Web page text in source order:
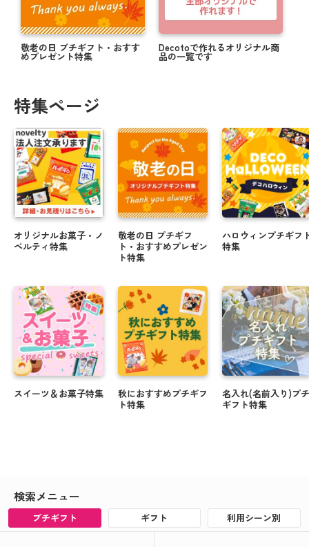
敬老の日 プチギフト・おすす
めプレゼント特集
Decotoで作れるオリジナル商
品の一覧です
特集ページ
オリジナルお菓子・ノ
ベルティ特集
スイーツ＆お菓子特集
敬老の日 プチギフ
ト・おすすめプレゼン
ト特集
秋におすすめプチギフ
ト特集
ハロウィンプチギフ
特集
名入れ(名前入り)プチ
ギフト特集
検索メニュー
プチギフト ギフト 利用シーン別